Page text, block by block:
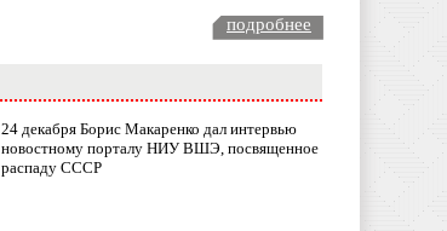
подробнее
24 декабря Борис Макаренко дал интервью
новостному порталу НИУ ВШЭ, посвященное
распаду СССР